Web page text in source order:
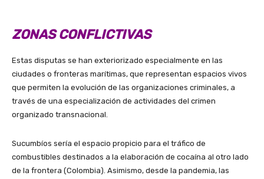
ZONAS CONFLICTIVAS
Estas disputas se han exteriorizado especialmente en las
ciudades o fronteras marítimas, que representan espacios vivos
que permiten la evolución de las organizaciones criminales, a
través de una especialización de actividades del crimen
organizado transnacional.
Sucumbíos sería el espacio propicio para el tráfico de
combustibles destinados a la elaboración de cocaína al otro lado
de la frontera (Colombia). Asimismo, desde la pandemia, las